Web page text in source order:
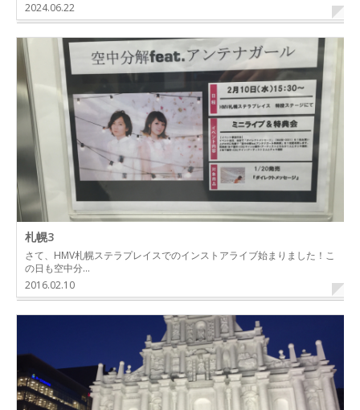
2024.06.22
札幌3
さて、HMV札幌ステラプレイスでのインストアライブ始まりました！こ
の日も空中分…
2016.02.10